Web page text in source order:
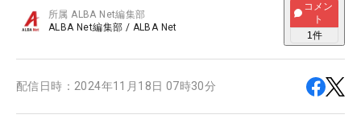
所属ALBA Net編集部
ALBA Net編集部 / ALBA Net
コメン
ト
1件
配信日時： 2024年11月18日 07時30分